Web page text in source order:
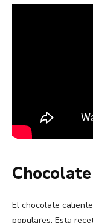
El chocolate
populares. Esta